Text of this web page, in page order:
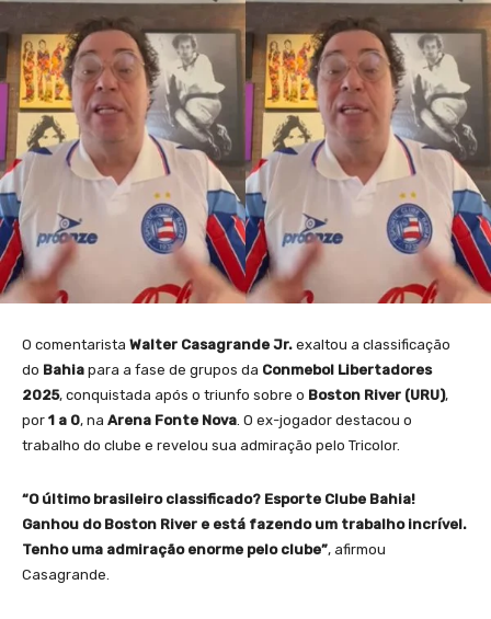
O comentarista Walter Casagrande Jr. exaltou a classificação
do Bahia para a fase de grupos da Conmebol Libertadores
2025, conquistada após o triunfo sobre o Boston River (URU),
por 1 a 0, na Arena Fonte Nova. O ex-jogador destacou o
trabalho do clube e revelou sua admiração pelo Tricolor.
“O último brasileiro classificado? Esporte Clube Bahia!
Ganhou do Boston River e está fazendo um trabalho incrível.
Tenho uma admiração enorme pelo clube”, afirmou
Casagrande.